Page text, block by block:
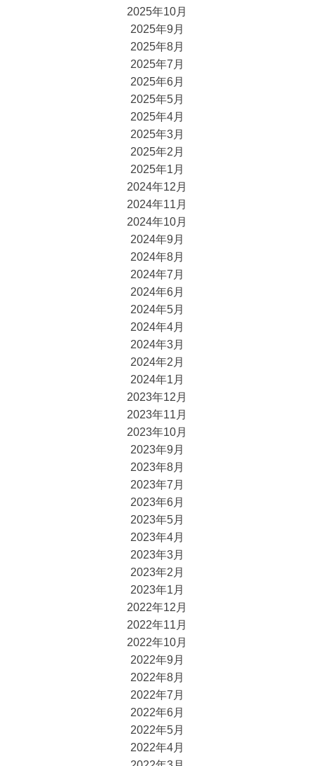
2025年10月
2025年9月
2025年8月
2025年7月
2025年6月
2025年5月
2025年4月
2025年3月
2025年2月
2025年1月
2024年12月
2024年11月
2024年10月
2024年9月
2024年8月
2024年7月
2024年6月
2024年5月
2024年4月
2024年3月
2024年2月
2024年1月
2023年12月
2023年11月
2023年10月
2023年9月
2023年8月
2023年7月
2023年6月
2023年5月
2023年4月
2023年3月
2023年2月
2023年1月
2022年12月
2022年11月
2022年10月
2022年9月
2022年8月
2022年7月
2022年6月
2022年5月
2022年4月